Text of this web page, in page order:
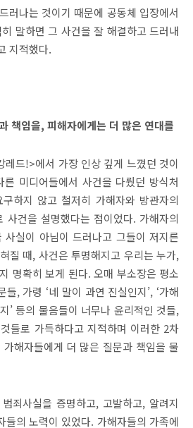
러나는 것이기 때문에 공동체 입장에서
말하면 그 사건을 잘 해결하고 드러내
지적했다.
책임을, 피해자에게는 더 많은 연대를
레드!>에서 가장 인상 깊게 느꼈던 것이
른 미디어들에서 사건을 다뤘던 방식처
하지 않고 철저히 가해자와 방관자의
사건을 설명했다는 점이었다.가해자의
실이 아님이 드러나고 그들이 저지른
질 때, 사건은 투명해지고 우리는 누가,
명확히 보게 된다. 오매 부소장은 평소
들,가령 ‘네 말이 과연 진실인지’, ‘가해
’등의 물음들이 너무나 윤리적인 것들,
들로 가득하다고 지적하며 이러한 2차
해자들에게 더 많은 질문과 책임을 물
죄사실을 증명하고, 고발하고, 알려지
들의 노력이 있었다. 가해자들의 가족에